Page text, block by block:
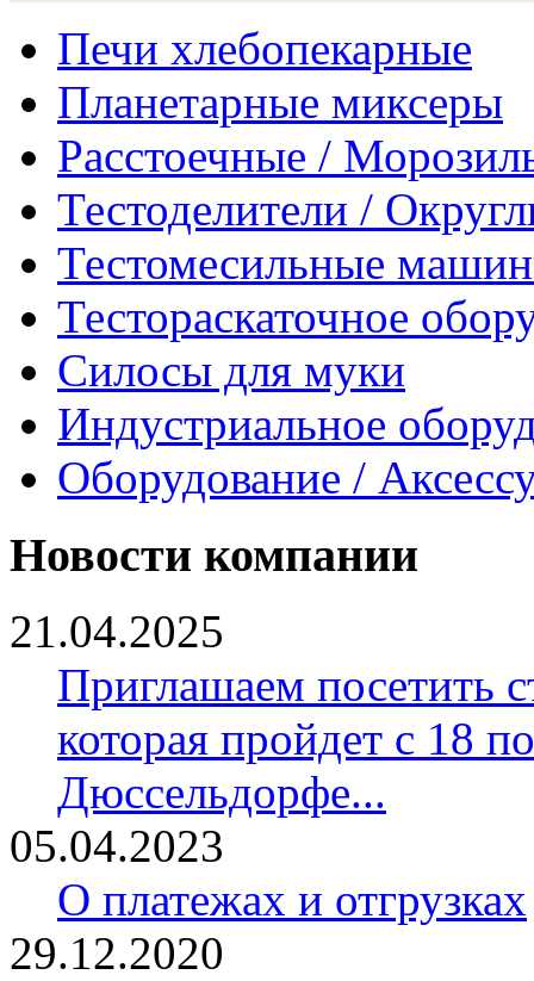
Печи хлебопекарные
Планетарные миксеры
Расстоечные /
Тестоделители /
Тестомесильные
Тестораскаточное
Силосы для муки
Индустриальное
Оборудование /
Новости компании
21.04.2025
Приглашаем посетить
которая пройдет с 18
Дюссельдорфе...
05.04.2023
О платежах и отгрузках
29.12.2020